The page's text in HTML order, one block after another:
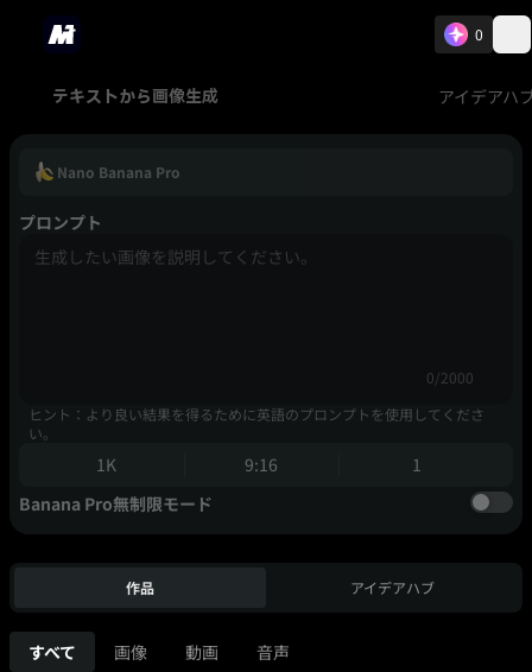
0
テキストから画像生成 アイデアハ
Nano Banana Pro
プロンプト
0/2000
ヒント：より良い結果を得るために英語のプロンプトを使用してくださ
い。
1K 9:16
1
Banana Pro無制限モード
作品 アイデアハブ
すべて 画像 動画 音声